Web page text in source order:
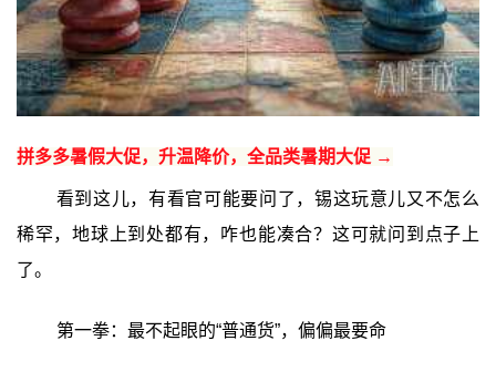
拼多多暑假大促，升温降价，全品类暑期大促 →
看到这儿，有看官可能要问了，锡这玩意儿又不怎么
稀罕，地球上到处都有，咋也能凑合？这可就问到点子上
了。
第一拳：最不起眼的“普通货”，偏偏最要命